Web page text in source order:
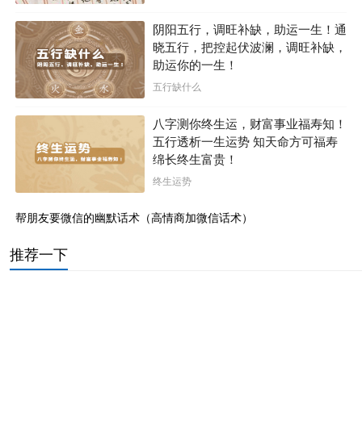
阴阳五行，调旺补缺，助运一生！通
晓五行，把控起伏波澜，调旺补缺，
助运你的一生！
五行缺什么
八字测你终生运，财富事业福寿知！
五行透析一生运势 知天命方可福寿
绵长终生富贵！
终生运势
帮朋友要微信的幽默话术（高情商加微信话术）
推荐一下